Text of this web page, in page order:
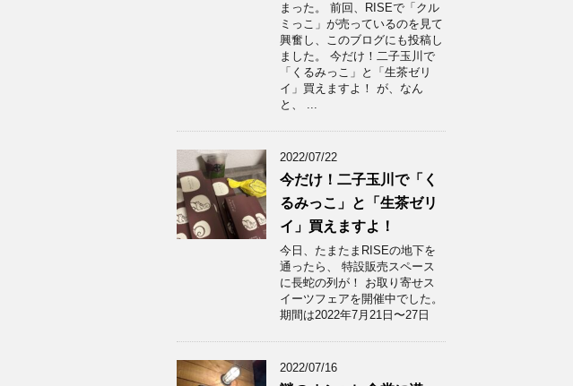
まった。 前回、RISEで「クル
ミっこ」が売っているのを見て
興奮し、このブログにも投稿し
ました。 今だけ！二子玉川で
「くるみっこ」と「生茶ゼリ
イ」買えますよ！ が、なん
と、 ...
2022/07/22
今だけ！二子玉川で「く
るみっこ」と「生茶ゼリ
イ」買えますよ！
今日、たまたまRISEの地下を
通ったら、 特設販売スペース
に長蛇の列が！ お取り寄せス
イーツフェアを開催中でした。
期間は2022年7月21日〜27日
2022/07/16